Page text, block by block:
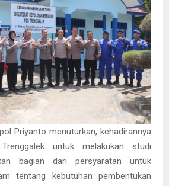
Priyanto menuturkan, kehadirannya
untuk melakukan studi
bagian dari persyaratan untuk
tentang kebutuhan pembentukan